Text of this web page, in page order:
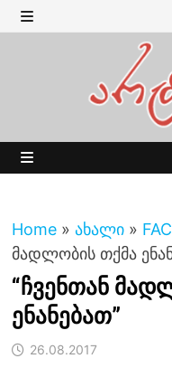
Skip
to MENU
Home » ახალი »
მადლობის თქმა
“ჩვენთან
ენანებათ”
26.08.2017